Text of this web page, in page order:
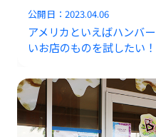
公開日：2023.04.06
アメリカといえばハンバ
いお店のものを試したい！